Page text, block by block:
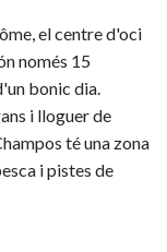
el centre d'oci
només 15
bonic dia.
i lloguer de
té una zona
i pistes de